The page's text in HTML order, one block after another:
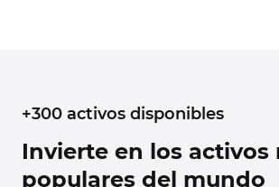
+300 activos disponibles
Invierte en los activos
populares del mundo